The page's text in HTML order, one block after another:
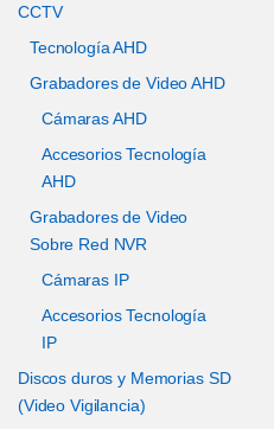
CCTV
Tecnología AHD
Grabadores de Video AHD
Cámaras AHD
Accesorios Tecnología
AHD
Grabadores de Video
Sobre Red NVR
Cámaras IP
Accesorios Tecnología
IP
Discos duros y Memorias SD
(Video Vigilancia)